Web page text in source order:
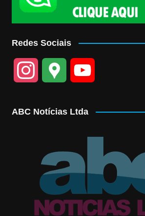
Redes Sociais
a
g
l
e b
ABC Notícias Ltda